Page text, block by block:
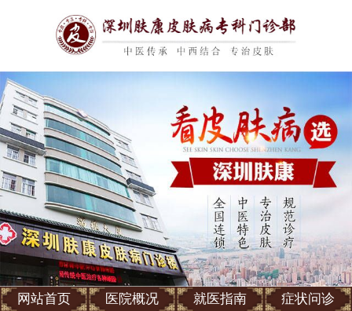
网站首页 医院概况 就医指南
症状问诊